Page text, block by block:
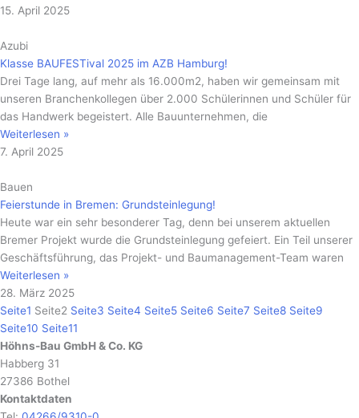
15. April 2025
Azubi
Klasse BAUFESTival 2025 im AZB Hamburg!
Drei Tage lang, auf mehr als 16.000m2, haben wir gemeinsam mit
unseren Branchenkollegen über 2.000 Schülerinnen und Schüler für
das Handwerk begeistert. Alle Bauunternehmen, die
Weiterlesen »
7. April 2025
Bauen
Feierstunde in Bremen: Grundsteinlegung!
Heute war ein sehr besonderer Tag, denn bei unserem aktuellen
Bremer Projekt wurde die Grundsteinlegung gefeiert. Ein Teil unserer
Geschäftsführung, das Projekt- und Baumanagement-Team waren
Weiterlesen »
28. März 2025
Seite1 Seite2 Seite3 Seite4 Seite5 Seite6 Seite7 Seite8 Seite9
Seite10 Seite11
Höhns-Bau GmbH & Co. KG
Habberg 31
27386 Bothel
Kontaktdaten